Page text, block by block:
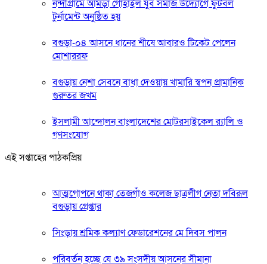
নন্দীগ্রামে আমড়া গোহাইল যুব সমাজ উদ্যোগে ফুটবল
টুর্নামেন্ট অনুষ্ঠিত হয়
বগুড়া-০৪ আসনে ধানের শীষে আবারও টিকেট পেলেন
মোশাররফ
বগুড়ায় নেশা সেবনে বাধা দেওয়ায় খামারি স্বপন প্রামানিক
গুরুতর জখম
ইসলামী আন্দোলন বাংলাদেশের মোটরসাইকেল র‍্যালি ও
গণসংযোগ
এই সপ্তাহের পাঠকপ্রিয়
আত্মগোপনে থাকা তেজগাঁও কলেজ ছাত্রলীগ নেতা দবিরূল
বগুড়ায় গ্রেপ্তার
সিংড়ায় শ্রমিক কল্যাণ ফেডারেশনের মে দিবস পালন
পরিবর্তন হচ্ছে যে ৩৯ সংসদীয় আসনের সীমানা